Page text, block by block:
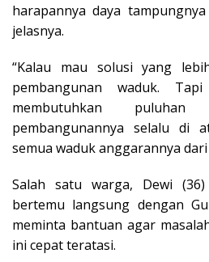
harapannya daya
jelasnya.
“Kalau mau solusi yang
pembangunan waduk.
membutuhkan
pembangunannya selalu di
semua waduk anggarannya
Salah satu warga, Dewi
bertemu langsung dengan
meminta bantuan agar
ini cepat teratasi.